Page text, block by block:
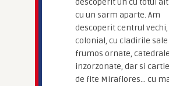
descoperit un cu totul alt
cu un sarm aparte. Am
descoperit centrul vechi,
colonial, cu cladirile sale
frumos ornate,
inzorzonate, dar si
de fite Miraflores… cu